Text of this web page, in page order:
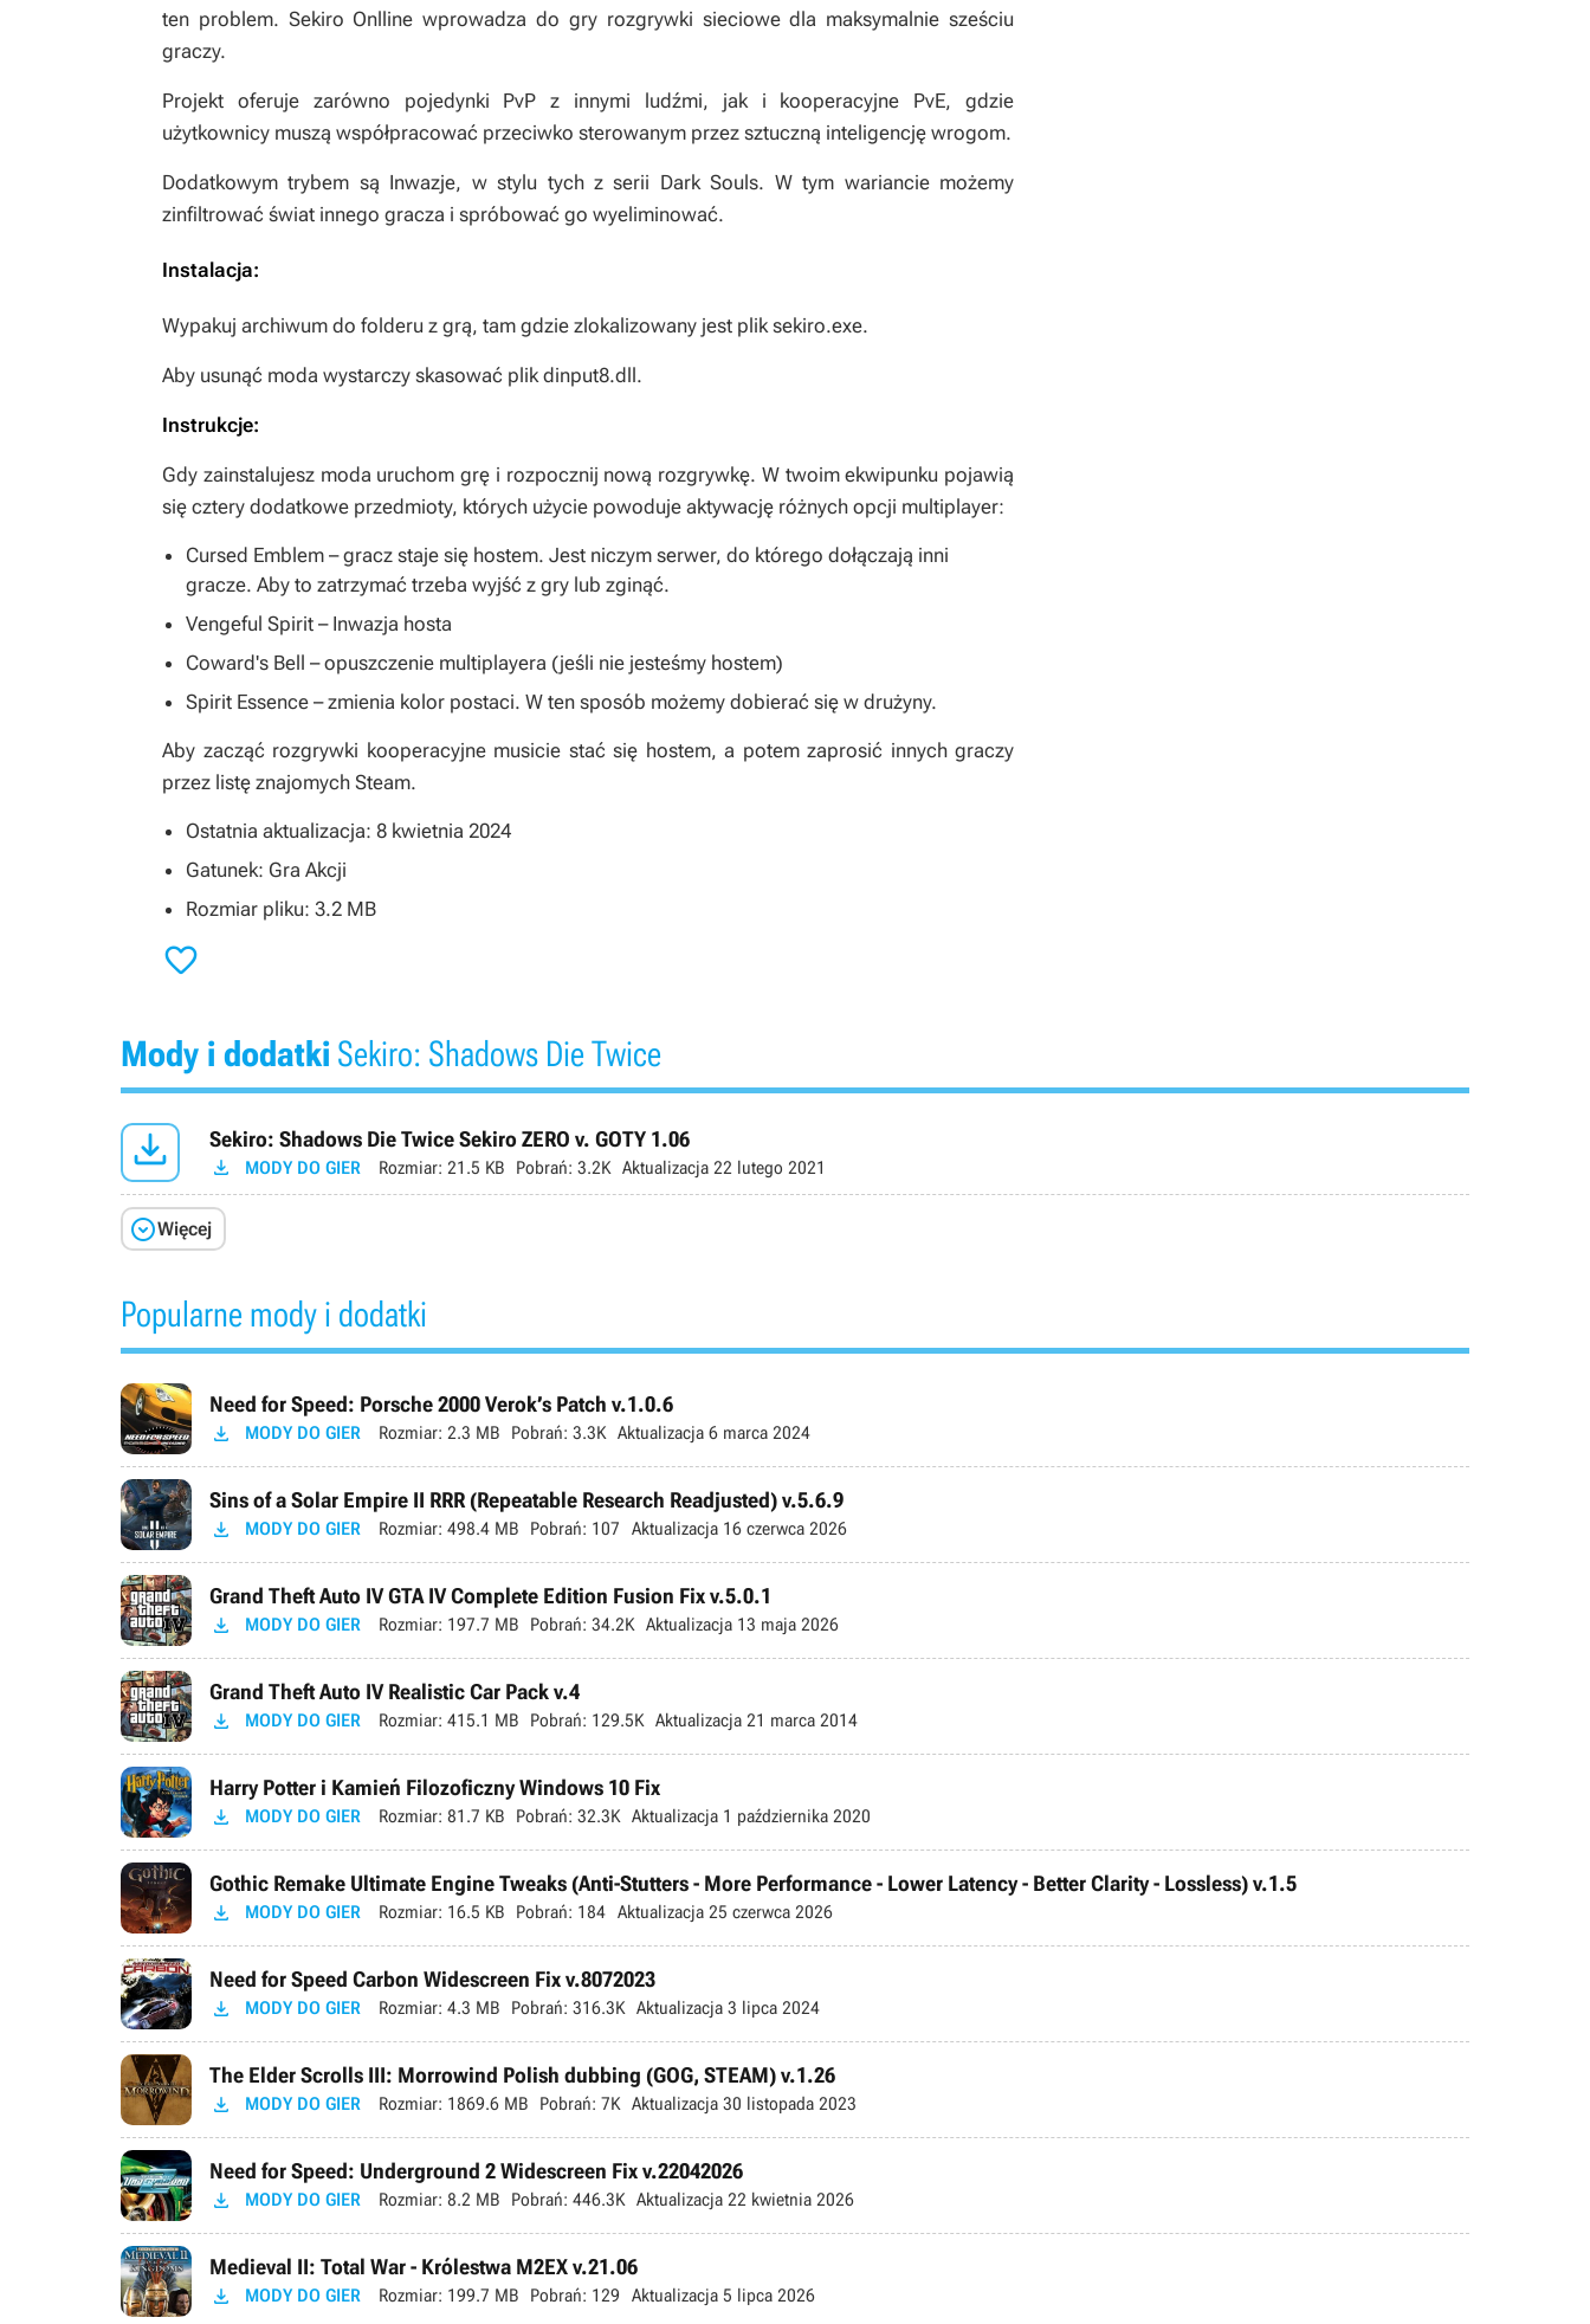
ten problem. Sekiro Onlline wprowadza do gry rozgrywki sieciowe dla maksymalnie sześciu
graczy.
Projekt oferuje zarówno pojedynki PvP z innymi ludźmi, jak i kooperacyjne PvE, gdzie
użytkownicy muszą współpracować przeciwko sterowanym przez sztuczną inteligencję wrogom.
Dodatkowym trybem są Inwazje, w stylu tych z serii Dark Souls. W tym wariancie możemy
zinfiltrować świat innego gracza i spróbować go wyeliminować.
Instalacja:
Wypakuj archiwum do folderu z grą, tam gdzie zlokalizowany jest plik sekiro.exe.
Aby usunąć moda wystarczy skasować plik dinput8.dll.
Instrukcje:
Gdy zainstalujesz moda uruchom grę i rozpocznij nową rozgrywkę. W twoim ekwipunku pojawią
się cztery dodatkowe przedmioty, których użycie powoduje aktywację różnych opcji multiplayer:
Cursed Emblem – gracz staje się hostem. Jest niczym serwer, do którego dołączają inni
gracze. Aby to zatrzymać trzeba wyjść z gry lub zginąć.
Vengeful Spirit – Inwazja hosta
Coward's Bell – opuszczenie multiplayera (jeśli nie jesteśmy hostem)
Spirit Essence – zmienia kolor postaci. W ten sposób możemy dobierać się w drużyny.
Aby zacząć rozgrywki kooperacyjne musicie stać się hostem, a potem zaprosić innych graczy
przez listę znajomych Steam.
Ostatnia aktualizacja: 8 kwietnia 2024
Gatunek: Gra Akcji
Rozmiar pliku: 3.2 MB

Mody i dodatki Sekiro: Shadows Die Twice
 Sekiro: Shadows Die Twice Sekiro ZERO v. GOTY 1.06
 MODY DO GIER Rozmiar: 21.5 KB Pobrań: 3.2K Aktualizacja 22 lutego 2021
Więcej
Popularne mody i dodatki
Need for Speed: Porsche 2000 Verok’s Patch v.1.0.6
 MODY DO GIER Rozmiar: 2.3 MB Pobrań: 3.3K Aktualizacja 6 marca 2024
Sins of a Solar Empire II RRR (Repeatable Research Readjusted) v.5.6.9
 MODY DO GIER Rozmiar: 498.4 MB Pobrań: 107 Aktualizacja 16 czerwca 2026
Grand Theft Auto IV GTA IV Complete Edition Fusion Fix v.5.0.1
 MODY DO GIER Rozmiar: 197.7 MB Pobrań: 34.2K Aktualizacja 13 maja 2026
Grand Theft Auto IV Realistic Car Pack v.4
 MODY DO GIER Rozmiar: 415.1 MB Pobrań: 129.5K Aktualizacja 21 marca 2014
Harry Potter i Kamień Filozoficzny Windows 10 Fix
 MODY DO GIER Rozmiar: 81.7 KB Pobrań: 32.3K Aktualizacja 1 października 2020
Gothic Remake Ultimate Engine Tweaks (Anti-Stutters - More Performance - Lower Latency - Better Clarity - Lossless) v.1.5
 MODY DO GIER Rozmiar: 16.5 KB Pobrań: 184 Aktualizacja 25 czerwca 2026
Need for Speed Carbon Widescreen Fix v.8072023
 MODY DO GIER Rozmiar: 4.3 MB Pobrań: 316.3K Aktualizacja 3 lipca 2024
The Elder Scrolls III: Morrowind Polish dubbing (GOG, STEAM) v.1.26
 MODY DO GIER Rozmiar: 1869.6 MB Pobrań: 7K Aktualizacja 30 listopada 2023
Need for Speed: Underground 2 Widescreen Fix v.22042026
 MODY DO GIER Rozmiar: 8.2 MB Pobrań: 446.3K Aktualizacja 22 kwietnia 2026
Medieval II: Total War - Królestwa M2EX v.21.06
 MODY DO GIER Rozmiar: 199.7 MB Pobrań: 129 Aktualizacja 5 lipca 2026